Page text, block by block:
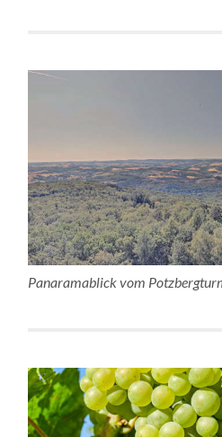
Panaramablick vom